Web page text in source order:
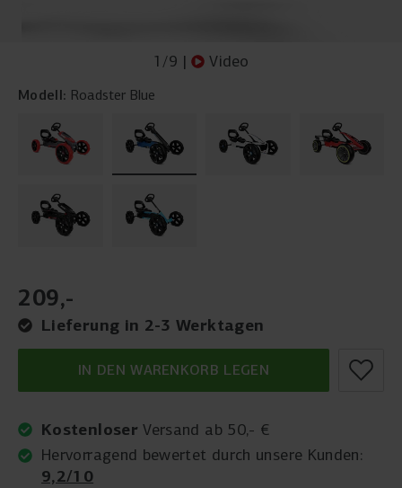
1 /9 | Video
Modell: Roadster Blue
209,-
Lieferung in 2-3 Werktagen
IN DEN WARENKORB LEGEN
KostenloserVersand ab 50,- €
Hervorragend bewertet durch unsere Kunden:
9,2/10